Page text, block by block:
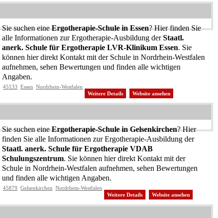
Sie suchen eineErgotherapie-Schule in Essen? Hier finden Sie
alle Informationen zur Ergotherapie-Ausbildung derStaatl.
anerk. Schule für Ergotherapie LVR-Klinikum Essen. Sie
können hier direkt Kontakt mit der Schule in Nordrhein-Westfalen
aufnehmen, sehen Bewertungen und finden alle wichtigen
Angaben.
45133 Essen Nordrhein-Westfalen
Weitere Details
Website ansehen
Sie suchen eineErgotherapie-Schule in Gelsenkirchen? Hier
finden Sie alle Informationen zur Ergotherapie-Ausbildung der
Staatl. anerk. Schule für Ergotherapie VDAB
Schulungszentrum. Sie können hier direkt Kontakt mit der
Schule in Nordrhein-Westfalen aufnehmen, sehen Bewertungen
und finden alle wichtigen Angaben.
45879 Gelsenkirchen Nordrhein-Westfalen
Weitere Details
Website ansehen